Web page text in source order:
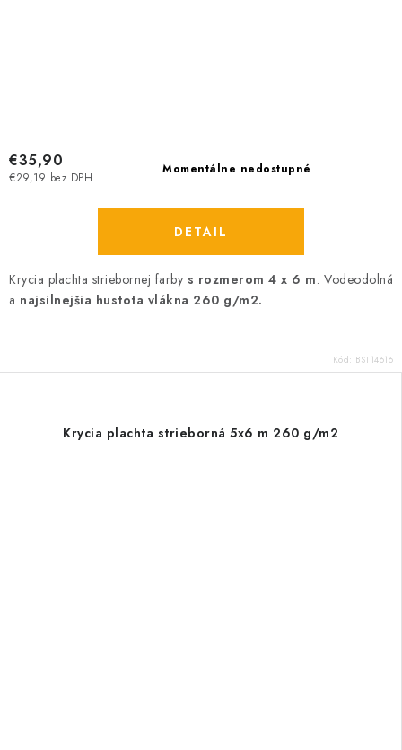
Momentálne nedostupné
€29,19 bez DPH
€35,90
DETAIL
Krycia plachta striebornej farby s rozmerom 4 x 6 m. Vodeodolná
a najsilnejšia hustota vlákna 260 g/m2.
Kód: BST14616
Krycia plachta strieborná 5x6 m 260 g/m2